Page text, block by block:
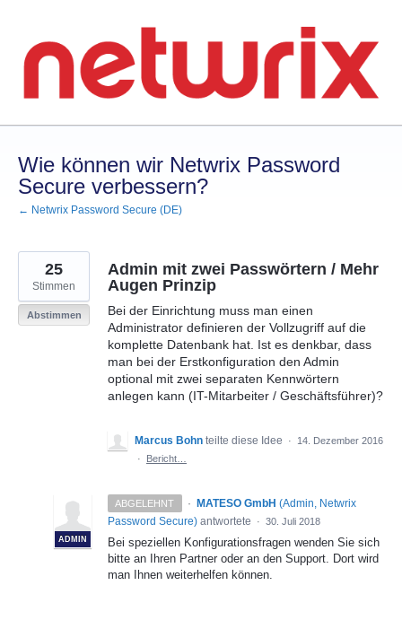
springen
Wie können wir Netwrix Password
Secure verbessern?
← Netwrix Password Secure (DE)
Admin mit zwei Passwörtern / Mehr
Augen Prinzip
Bei der Einrichtung muss man einen
Administrator definieren der Vollzugriff auf die
komplette Datenbank hat. Ist es denkbar, dass
man bei der Erstkonfiguration den Admin
optional mit zwei separaten Kennwörtern
anlegen kann (IT-Mitarbeiter / Geschäftsführer)?
25
Stimmen
Abstimmen
Marcus Bohn teilte diese Idee ·
14. Dezember 2016
·
Bericht…
ABGELEHNT ·
ADMIN
MATESO GmbH (Admin, Netwrix
Password Secure) antwortete · 30. Juli 2018
Bei speziellen Konfigurationsfragen wenden Sie sich
bitte an Ihren Partner oder an den Support. Dort wird
man Ihnen weiterhelfen können.